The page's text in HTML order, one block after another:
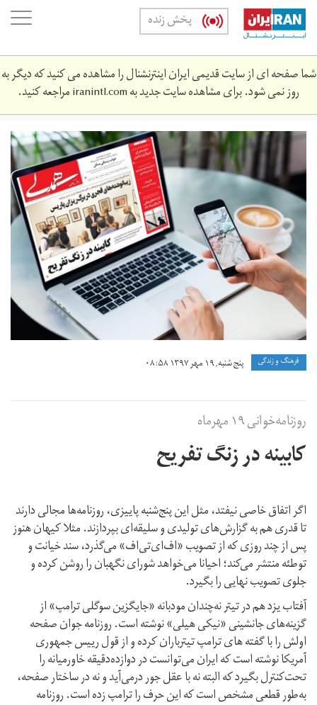
Skip
main
content
پخش زنده
شما صفحه ای از سایت قدیمی ایران اینترنشنال را مشاهده می کنید که دیگر به
روز نمی شود. برای مشاهده سایت جدید بهiranintl.comمراجعه کنید.
newspaper_19_mehr.jpg
فرهنگ و زندگی پنج شنبه, ۱۹ مهر ۱۳۹۷ ۰۸:۵۸
روزنامه‌خوانی ۱۹ مهرماه
کابینه در زنگ تفریح
اگر اتفاق خاصی نیفتد، مثل این پنج‌شنبه پاییزی، روزنامه‌ها مجالی دارند
تا قدری هم به گزارش‌های تولیدی و سلیقه‌ای بپردازند. مثلا کیهان هنوز
پس از چند روزی که از تصویب «اف‌ای‌تی‌اف» می‌گذرد، سند خیانت و
توطئه منتشر می‌کند؛ احیانا می‌خواهد شورای نگهبان را روشن کرده و
جلوی تصویب نهایی را بگیرد.
آفتاب یزد هم در تیتر نه‌چندان مودبانه «جایگزین سوگلی ترامپ» از
گزینه‌های جانشینی «نیکی هیلی» نوشته است. روزنامه جوان صفحه
اولش را با گفته‌ های ترامپ تیترباران کرده و از قول رییس جمهوری
آمریکا نوشته است که ایران می‌توانست در دوازده‌دقیقه خاورمیانه را
تحت‌کنترل بگیرد که البته نه با عقل جور درمی‌آید و نه در ساختار صفحه،
به‌طور قطعی مشخص است که این حرف را ترامپ زده است. روزنامه